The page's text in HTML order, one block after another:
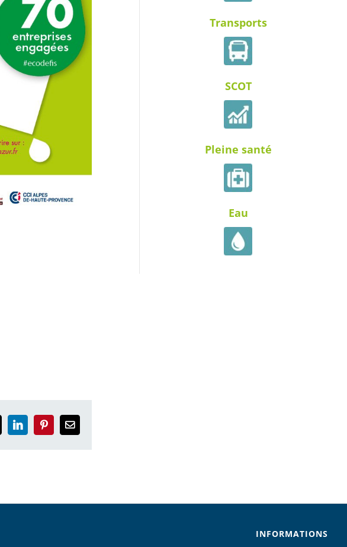
LinkedInPinterestEmail
Transports
SCOT
Pleine santé
Eau
INFORMATIONS